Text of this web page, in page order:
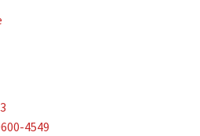
4549